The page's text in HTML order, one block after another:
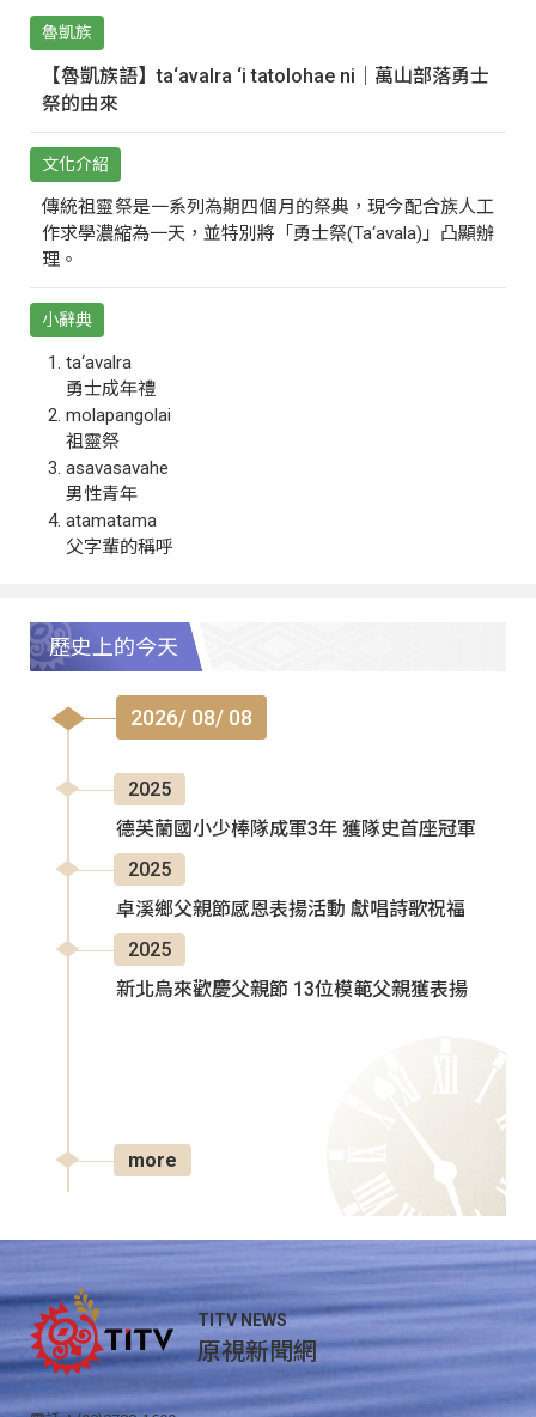
魯凱族
【魯凱族語】ta‘avalra ‘i tatolohae ni｜萬山部落勇士
祭的由來
文化介紹
傳統祖靈祭是一系列為期四個月的祭典，現今配合族人工
作求學濃縮為一天，並特別將「勇士祭(Ta‘avala)」凸顯辦
理。
小辭典
ta‘avalra
勇士成年禮
molapangolai
祖靈祭
asavasavahe
男性青年
atamatama
父字輩的稱呼
歷史上的今天
2026/ 08/ 08
2025
德芙蘭國小少棒隊成軍3年 獲隊史首座冠軍
2025
卓溪鄉父親節感恩表揚活動 獻唱詩歌祝福
2025
新北烏來歡慶父親節 13位模範父親獲表揚
more
TITV NEWS
原視新聞網